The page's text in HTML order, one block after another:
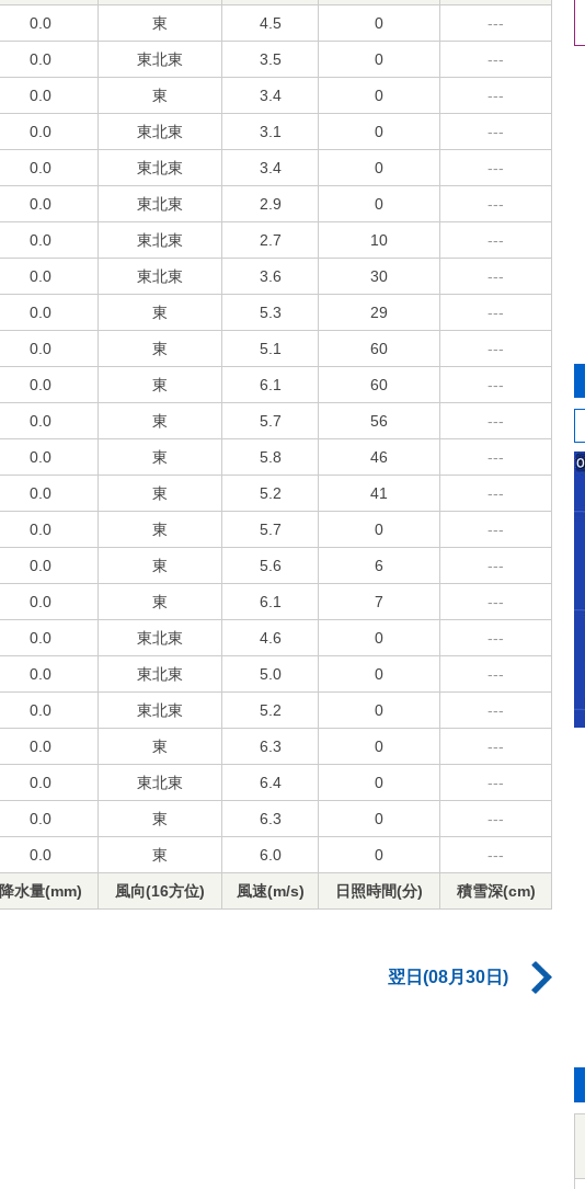
0.0 東 4.5 0 ---
0.0 東北東 3.5 0 ---
0.0 東 3.4 0 ---
0.0 東北東 3.1 0 ---
0.0 東北東 3.4 0 ---
0.0 東北東 2.9 0 ---
0.0 東北東 2.7 10 ---
0.0 東北東 3.6 30 ---
0.0 東 5.3 29 ---
0.0 東 5.1 60 ---
0.0 東 6.1 60 ---
0.0 東 5.7 56 ---
0.0 東 5.8 46 ---
0.0 東 5.2 41 ---
0.0 東 5.7 0 ---
0.0 東 5.6 6 ---
0.0 東 6.1 7 ---
0.0 東北東 4.6 0 ---
0.0 東北東 5.0 0 ---
0.0 東北東 5.2 0 ---
0.0 東 6.3 0 ---
0.0 東北東 6.4 0 ---
0.0 東 6.3 0 ---
0.0 東 6.0 0 ---
降水量(mm) 風向(16方位) 風速(m/s) 日照時間(分) 積雪深(cm)
翌日(08月30日)